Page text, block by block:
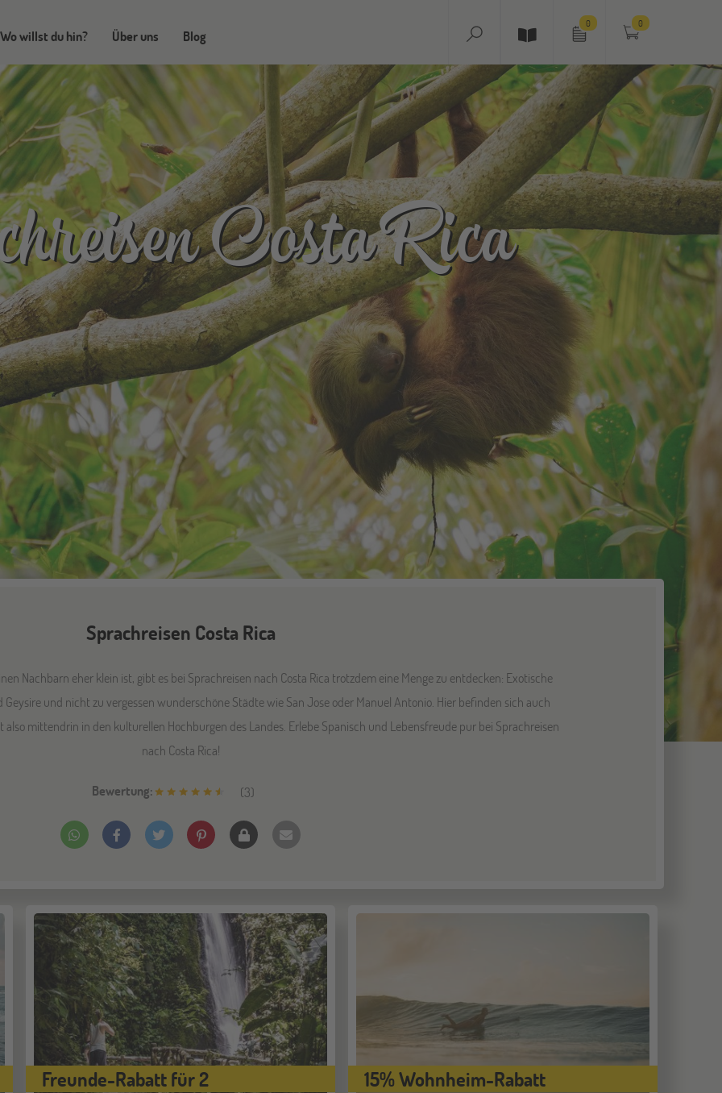
Wo willst du hin? Über uns Blog
0 0
Costa Rica
Sprachreisen Costa Rica
Nachbarn eher klein ist, gibt es bei Sprachreisen nach Costa Rica trotzdem eine Menge zu entdecken: Exotische
und nicht zu vergessen wunderschöne Städte wie San Jose oder Manuel Antonio. Hier befinden sich auch
also mittendrin in den kulturellen Hochburgen des Landes. Erlebe Spanisch und Lebensfreude pur bei Sprachreisen
nach Costa Rica!
Bewertung: (3)
Freunde-Rabatt für 2 15% Wohnheim-Rabatt